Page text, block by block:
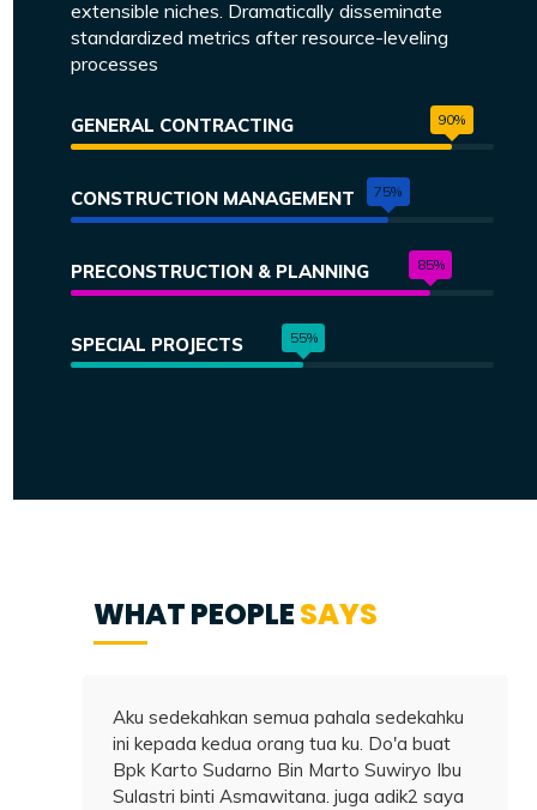
extensible niches. Dramatically disseminate
standardized metrics after resource-leveling
processes
GENERAL CONTRACTING 90%
CONSTRUCTION MANAGEMENT 75%
PRECONSTRUCTION & PLANNING 85%
SPECIAL PROJECTS 55%
WHAT PEOPLESAYS
sedekahkan semua pahala sedekahku
kedua orang tua ku. Do'a buat
Karto Sudarno Bin Marto Suwiryo Ibu
binti Asmawitana. juga adik2 saya
Alloh atas
yatim
ijabah dg